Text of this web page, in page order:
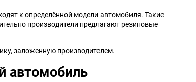
к определённой модели автомобиля. Такие
производители предлагают резиновые
заложенную производителем.
автомобиль